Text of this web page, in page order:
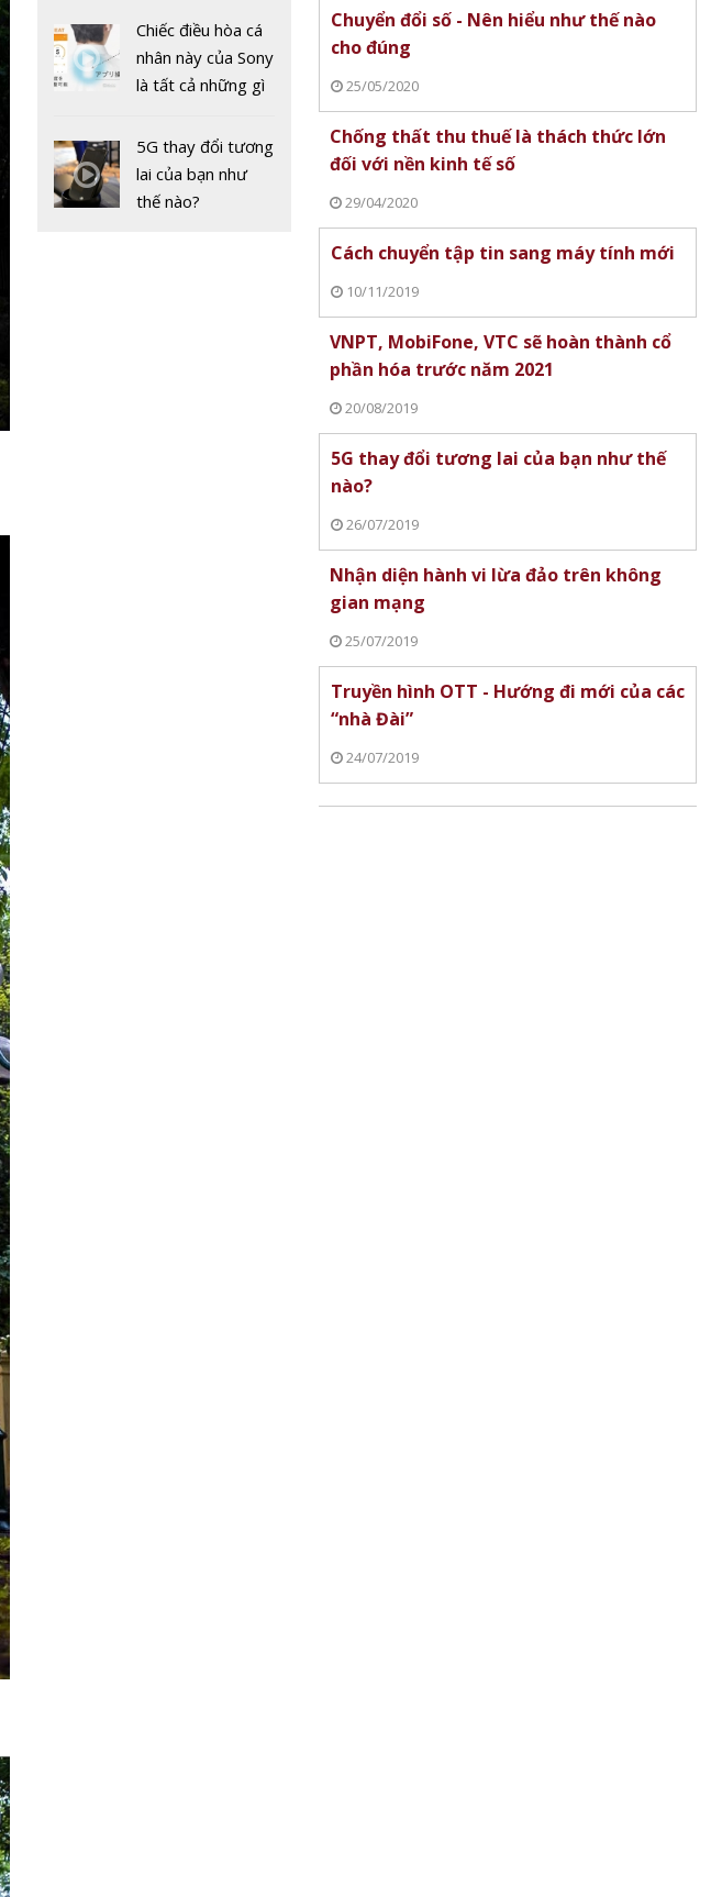
Chiếc điều hòa cá
nhân này của Sony
là tất cả những gì
sót qua mùa hè
nóng nực
5G thay đổi tương
lai của bạn như
thế nào?
Chuyển đổi số - Nên hiểu như thế nào
cho đúng
25/05/2020
Chống thất thu thuế là thách thức lớn
đối với nền kinh tế số
29/04/2020
Cách chuyển tập tin sang máy tính mới
10/11/2019
VNPT, MobiFone, VTC sẽ hoàn thành cổ
phần hóa trước năm 2021
20/08/2019
5G thay đổi tương lai của bạn như thế
nào?
26/07/2019
Nhận diện hành vi lừa đảo trên không
gian mạng
25/07/2019
Truyền hình OTT - Hướng đi mới của các
“nhà Đài”
24/07/2019